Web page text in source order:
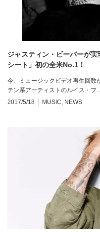
ジャスティン・ビーバーが
シート」初の全米No.1！
今、ミュージックビデオ再生回数
テン系アーティストのルイス・フ…
2017/5/18
MUSIC NEWS